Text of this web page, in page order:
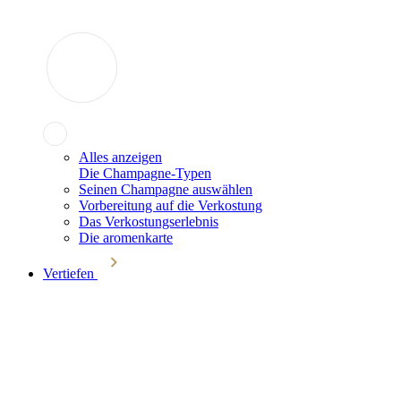
Alles anzeigen
Die Champagne-Typen
Seinen Champagne auswählen
Vorbereitung auf die Verkostung
Das Verkostungserlebnis
Die aromenkarte
Vertiefen